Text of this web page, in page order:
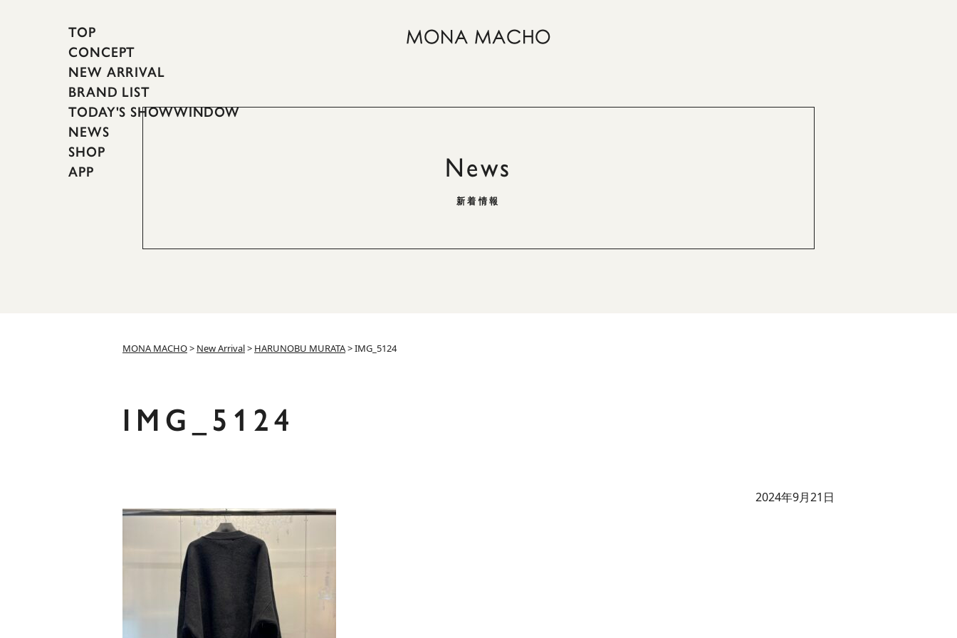
TOP
CONCEPT
NEW ARRIVAL
BRAND LIST
TODAY'S SHOWWINDOW
NEWS
SHOP
APP
News
新着情報
MONA MACHO> New Arrival> HARUNOBU MURATA>IMG_5124
IMG_5124
2024年9月21日